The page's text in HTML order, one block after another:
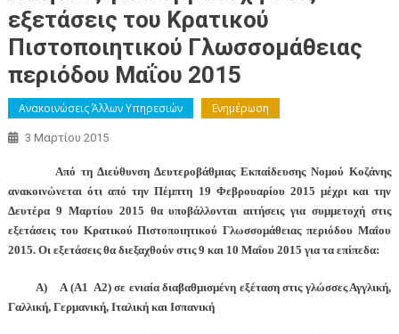
εξετάσεις του Κρατικού
Πιστοποιητικού Γλωσσομάθειας
περιόδου Μαΐου 2015
Ανακοινώσεις Άλλων Υπηρεσιών Ενημέρωση
3 Μαρτίου 2015
Από τη Διεύθυνση Δευτεροβάθμιας Εκπαίδευσης Νομού Κοζάνης
ανακοινώνεται ότι από την Πέμπτη 19 Φεβρουαρίου 2015 μέχρι και την
Δευτέρα 9 Μαρτίου 2015 θα υποβάλλονται αιτήσεις για συμμετοχή στις
εξετάσεις του Κρατικού Πιστοποιητικού Γλωσσομάθειας περιόδου Μαΐου
2015. Οι εξετάσεις θα διεξαχθούν στις 9 και 10 Μαΐου 2015 για τα επίπεδα:
Α) Α (Α1 Α2) σε ενιαία διαβαθμισμένη εξέταση στις γλώσσες Αγγλική,
Γαλλική, Γερμανική, Ιταλική και Ισπανική